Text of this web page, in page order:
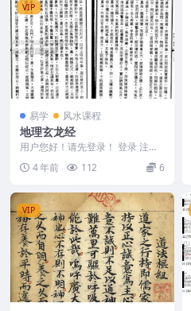
VIP
易学 风水课程
地理玄龙经
用户您好！请先登录！ 登录 注册
4 年前 112 6
VIP